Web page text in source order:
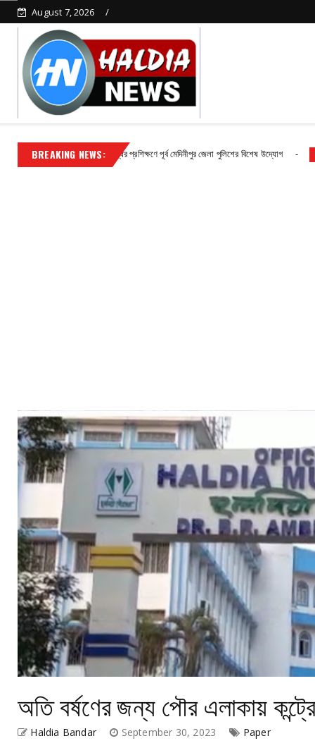
August 7, 2026
BREAKING NEWS:
দমনে দক্ষতা বৃদ্ধির প্রশিক্ষণে পূর্ব মেদিনীপুর জেলা পুলিশের বিশেষ উদ্যোগ Contact
অতি বর্ষণের জন্য পৌর এলাকায়
Haldia Bandar September 30, 2023 Paper